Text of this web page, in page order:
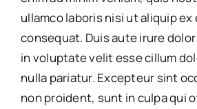
ullamco laboris nisi ut aliquip ex
consequat. Duis aute irure
in voluptate velit esse cillum
nulla pariatur. Excepteur sint
non proident, sunt in culpa qui